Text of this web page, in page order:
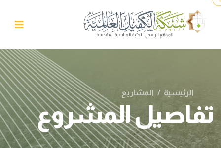
الرئيسية / المشاريع
تفاصيل المشروع